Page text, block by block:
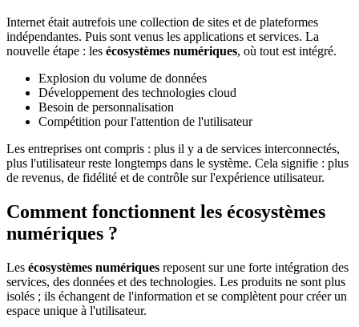
Internet était autrefois une collection de sites et de plateformes
indépendantes. Puis sont venus les applications et services. La
nouvelle étape : les écosystèmes numériques, où tout est intégré.
Explosion du volume de données
Développement des technologies cloud
Besoin de personnalisation
Compétition pour l'attention de l'utilisateur
Les entreprises ont compris : plus il y a de services interconnectés,
plus l'utilisateur reste longtemps dans le système. Cela signifie : plus
de revenus, de fidélité et de contrôle sur l'expérience utilisateur.
Comment fonctionnent les écosystèmes
numériques ?
Les écosystèmes numériques reposent sur une forte intégration des
services, des données et des technologies. Les produits ne sont plus
isolés ; ils échangent de l'information et se complètent pour créer un
espace unique à l'utilisateur.